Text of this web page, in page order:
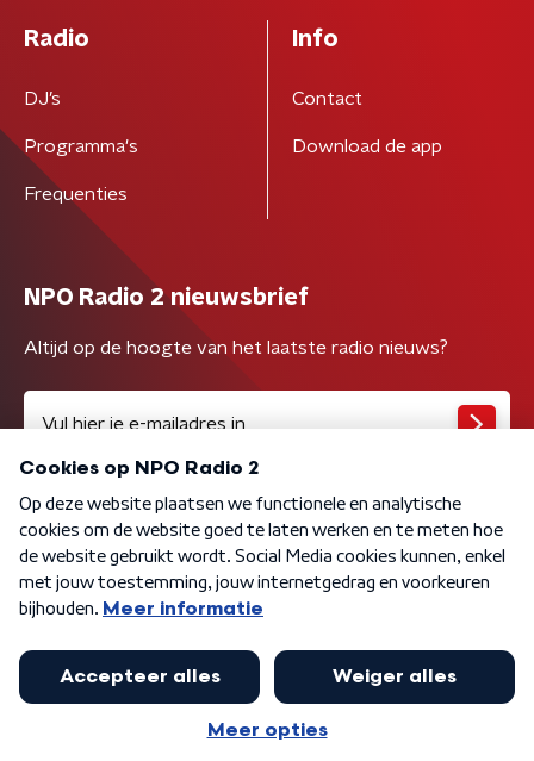
Radio
DJ’s
Programma's
Frequenties
Info
Contact
Download de app
NPO Radio 2 nieuwsbrief
Altijd op de hoogte van het laatste radio nieuws?
Algemene voorwaarden